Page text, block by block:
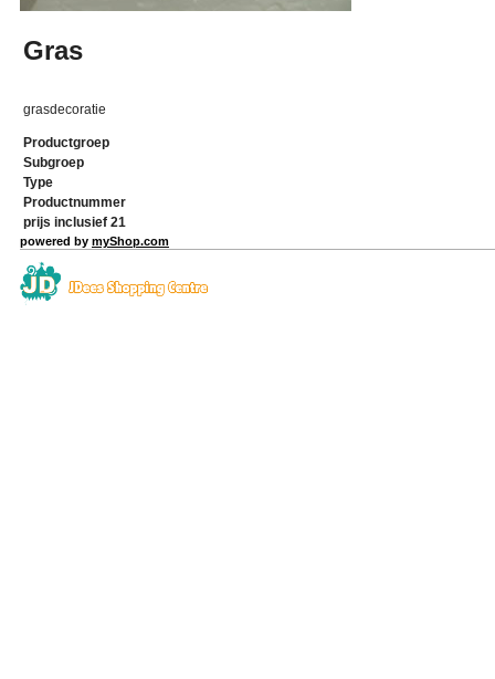
Gras
grasdecoratie
Productgroep
Subgroep
Type
Productnummer
prijs inclusief 21
powered by myShop.com